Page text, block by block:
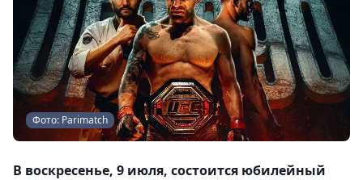
Фото: Parimatch
В воскресенье, 9 июля, состоится юбилейный